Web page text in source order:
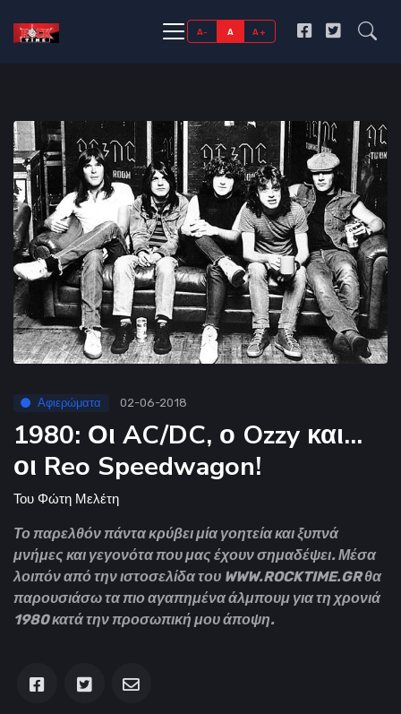
A- A A+
Αφιερώματα 02-06-2018
1980: Οι AC/DC, ο Ozzy και...
οι Reo Speedwagon!
Του Φώτη Μελέτη
Το παρελθόν πάντα κρύβει μία γοητεία και ξυπνά
μνήμες και γεγονότα που μας έχουν σημαδέψει. Μέσα
λοιπόν από την ιστοσελίδα του WWW.ROCKTIME.GR θα
παρουσιάσω τα πιο αγαπημένα άλμπουμ για τη χρονιά
1980 κατά την προσωπική μου άποψη.